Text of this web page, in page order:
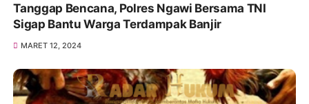
Tanggap Bencana, Polres Ngawi Bersama TNI
Sigap Bantu Warga Terdampak Banjir
MARET 12, 2024